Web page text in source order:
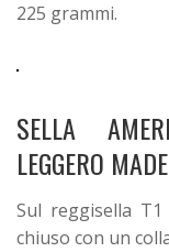
225 grammi.
SELLA
LEGGERO
Sul reggisella
chiuso con un